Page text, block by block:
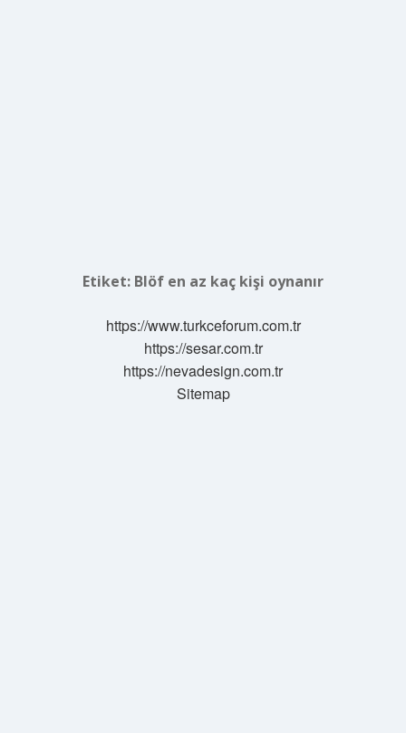
Etiket: Blöf en az kaç kişi oynanır
https://www.turkceforum.com.tr
https://sesar.com.tr
https://nevadesign.com.tr
Sitemap